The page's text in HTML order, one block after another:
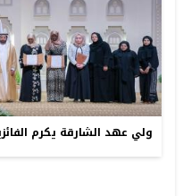
ولي عهد الشارقة يكرم